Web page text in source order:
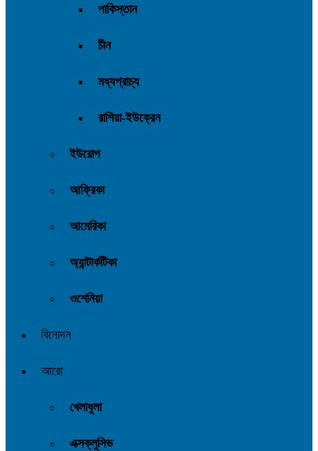
পাকিস্তান
চীন
মধ্যপ্রাচ্য
রাশিয়া-ইউক্রেন
ইউরোপ
আফ্রিকা
আমেরিকা
অ্যান্টার্কটিকা
ওশেনিয়া
বিনোদন
আরো
খেলাধুলা
এক্সক্লুসিভ